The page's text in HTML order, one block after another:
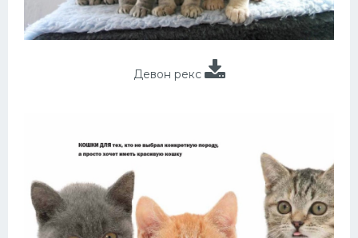
Девон рекс